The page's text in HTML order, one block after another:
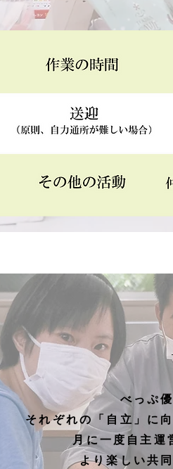
べっぷ
それぞれの「自立」に
月に一度自主運
より楽しい共